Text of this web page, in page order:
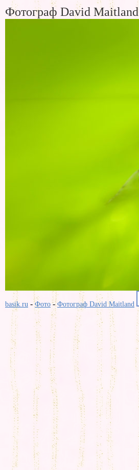
Фотограф David Maitland
basik.ru -Фото -Фотограф David Maitland